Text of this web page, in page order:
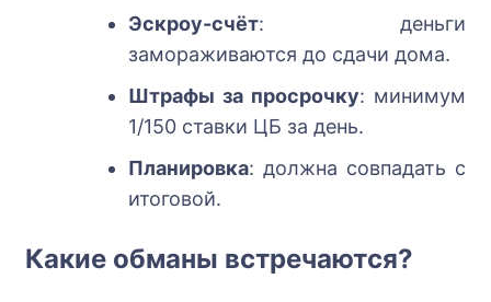
Эскроу-счёт: деньги
замораживаются до сдачи дома.
Штрафы за просрочку: минимум
1/150 ставки ЦБ за день.
Планировка: должна совпадать с
итоговой.
Какие обманы встречаются?